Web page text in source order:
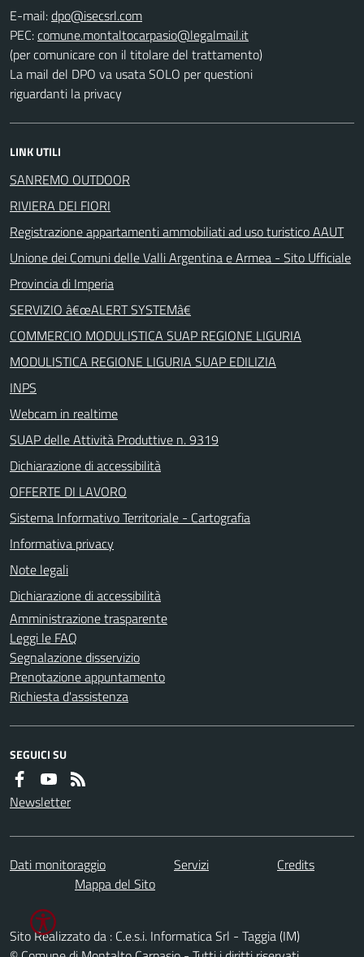
E-mail:
PEC:
(per comunicare con il titolare del trattamento)
La mail del DPO va usata SOLO per questioni
riguardanti la privacy
LINK UTILI
SANREMO OUTDOOR
RIVIERA DEI FIORI
Registrazione appartamenti ammobiliati ad uso turistico AAUT
Unione dei Comuni delle Valli Argentina e Armea - Sito Ufficiale
Provincia di Imperia
SERVIZIO â€œALERT SYSTEMâ€
COMMERCIO MODULISTICA SUAP REGIONE LIGURIA
MODULISTICA REGIONE LIGURIA SUAP EDILIZIA
INPS
Webcam in realtime
SUAP delle Attività Produttive n. 9319
Dichiarazione di accessibilità
OFFERTE DI LAVORO
Sistema Informativo Territoriale - Cartografia
Informativa privacy
Note legali
Dichiarazione di accessibilità
Amministrazione trasparente
Leggi le FAQ
Segnalazione disservizio
Prenotazione appuntamento
Richiesta d'assistenza
SEGUICI SU
Newsletter
Dati monitoraggio Servizi
Credits
Mappa del Sito
Sito Realizzato da : C.e.s.i. Informatica Srl - Taggia (IM)